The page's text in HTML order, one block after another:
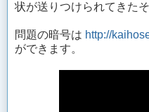
状が送りつけられてきたそ
問題の暗号は http://
ができます。